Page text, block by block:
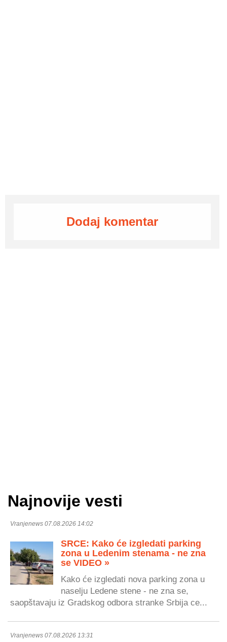
Dodaj komentar
Najnovije vesti
Vranjenews 07.08.2026 14:02
SRCE: Kako će izgledati parking
zona u Ledenim stenama - ne zna
se VIDEO »
Kako će izgledati nova parking zona u
naselju Ledene stene - ne zna se,
saopštavaju iz Gradskog odbora stranke Srbija ce...
Vranjenews 07.08.2026 13:31